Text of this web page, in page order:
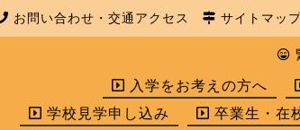
お問い合わせ・交通アクセス サイトマッ
入学をお考えの方へ
卒業生・在
学校見学申し込み